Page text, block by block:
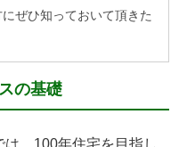
ぜひ知っておいて頂きた
の基礎